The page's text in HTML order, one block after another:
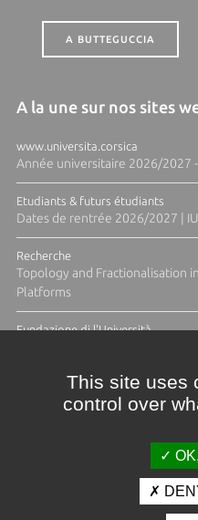
A BUTTEGUCCIA
A la une sur nos sites
www.universita.corsica
Année universitaire 2026/2027
Etudiants & futurs étudiants
Dates de rentrée 2026/2027 |
Recherche
Topology and Fractionalisation
Platforms
Fundazione di l'Università
Crédits et mentions légales
This site uses
control over